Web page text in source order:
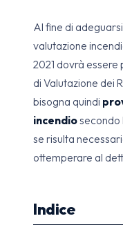
Al fine di
valutazione
2021 dovrà
di Valutazione dei
bisogna quindi
incendiosecondo
se risulta
ottemperare al
Indice